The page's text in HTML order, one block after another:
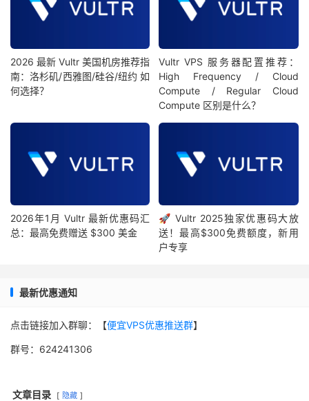
2026 最新 Vultr 美国机房推荐指
南：洛杉矶/西雅图/硅谷/纽约 如
何选择？
Vultr VPS 服务器配置推荐：
High Frequency / Cloud
Compute / Regular Cloud
Compute 区别是什么？
2026年1月 Vultr 最新优惠码汇
总：最高免费赠送 $300 美金
🚀 Vultr 2025独家优惠码大放
送！最高$300免费额度，新用
户专享
最新优惠通知
点击链接加入群聊：【便宜VPS优惠推送群】
群号：624241306
文章目录 隐藏